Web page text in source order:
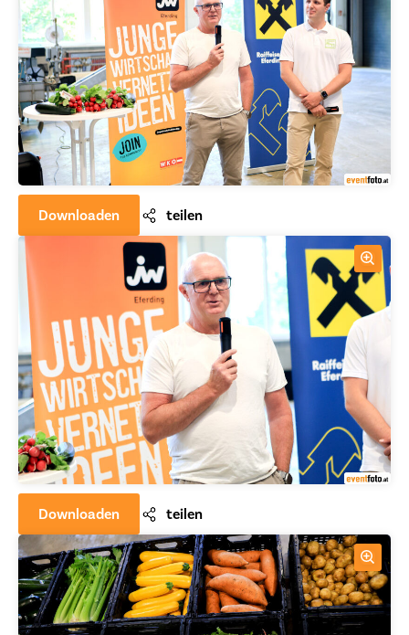
Downloaden teilen
Downloaden teilen